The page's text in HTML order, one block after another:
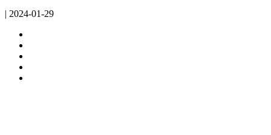
| 2024-01-29